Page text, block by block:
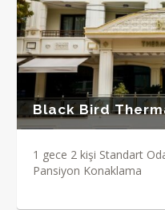
Black Bird
1 gece 2 kişi Standart
Pansiyon Konaklama